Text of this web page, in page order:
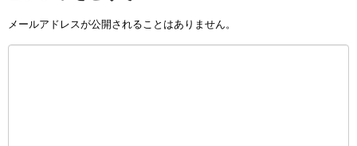
メールアドレスが公開されることはありません。